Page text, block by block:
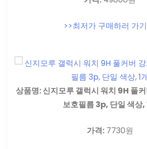
>>최저가 구매하러 가
상품명: 신지모루 갤럭시 워치 9H 풀
보호필름 3p, 단일 색상,
가격:7730원